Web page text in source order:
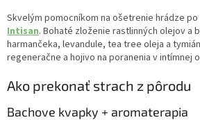
Skvelým pomocníkom na ošetrenie hrádze
Intisan. Bohaté zloženie rastlinných olejov a
harmančeka, levandule, tea tree oleja a
regeneračne a hojivo na poranenia v intímnej
Ako prekonať strach z pôrodu
Bachove kvapky + aromaterapia